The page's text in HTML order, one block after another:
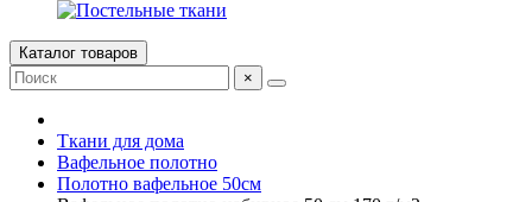
Каталог товаров
×
Ткани для дома
Вафельное полотно
Полотно вафельное 50см